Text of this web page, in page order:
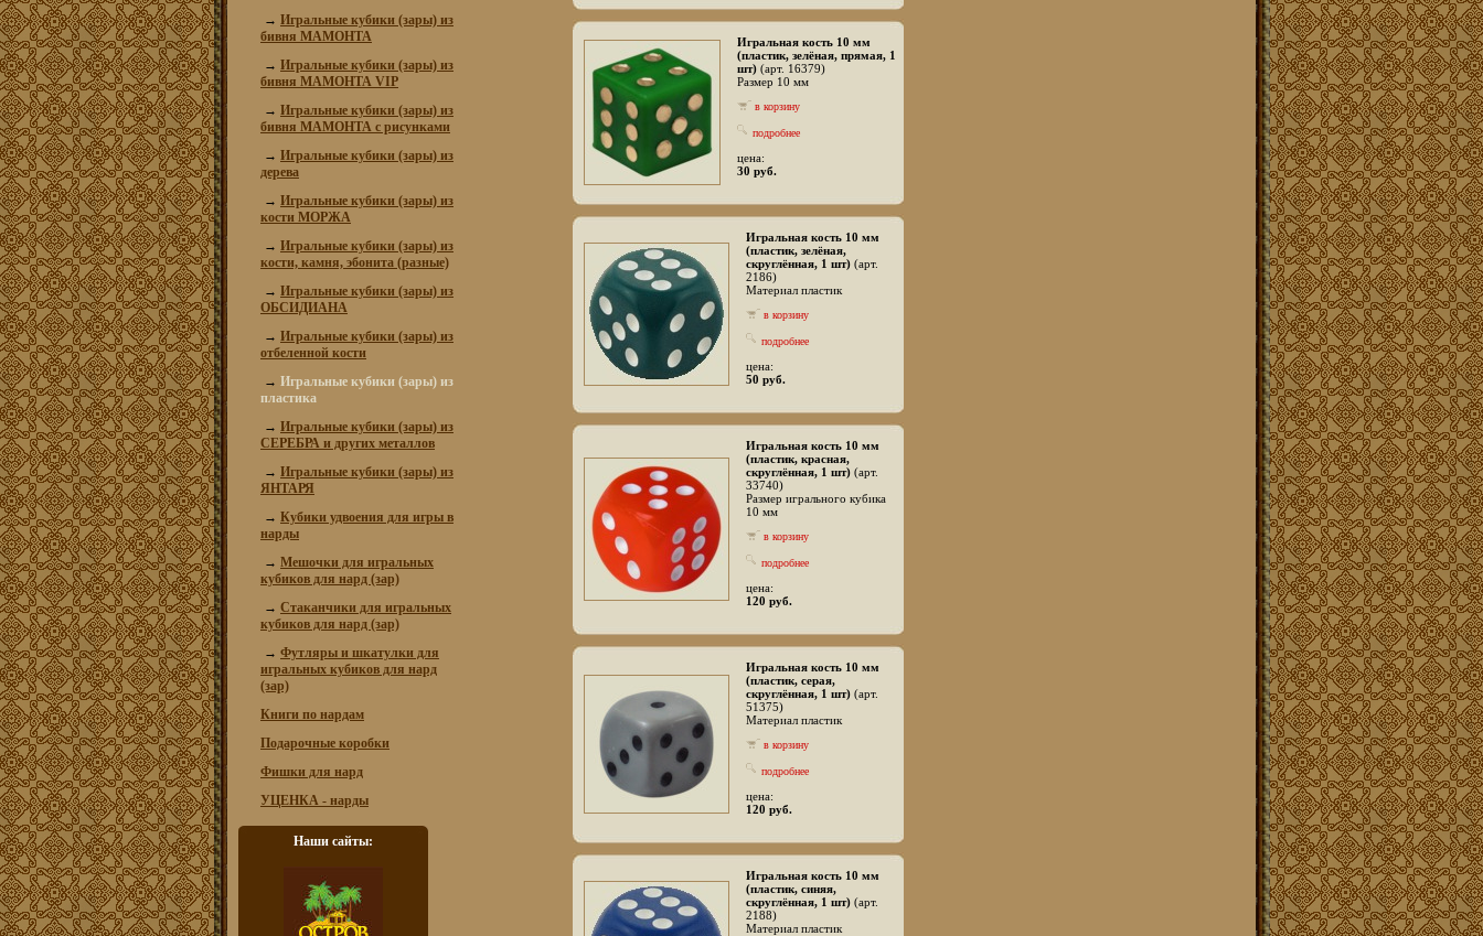
→ Игральные кубики (зары) из
бивня МАМОНТА
→ Игральные кубики (зары) из
бивня МАМОНТА VIP
→ Игральные кубики (зары) из
бивня МАМОНТА с рисунками
→ Игральные кубики (зары) из
дерева
→ Игральные кубики (зары) из
кости МОРЖА
→ Игральные кубики (зары) из
кости, камня, эбонита (разные)
→ Игральные кубики (зары) из
ОБСИДИАНА
→ Игральные кубики (зары) из
отбеленной кости
→ Игральные кубики (зары) из
пластика
→ Игральные кубики (зары) из
СЕРЕБРА и других металлов
→ Игральные кубики (зары) из
ЯНТАРЯ
→ Кубики удвоения для игры в
нарды
→ Мешочки для игральных
кубиков для нард (зар)
→ Стаканчики для игральных
кубиков для нард (зар)
→ Футляры и шкатулки для
игральных кубиков для нард
(зар)
Книги по нардам
Подарочные коробки
Фишки для нард
УЦЕНКА - нарды
Наши сайты:
Игральная кость 10 мм
(пластик, зелёная, прямая, 1
шт) (арт. 16379)
Размер 10 мм
в корзину
подробнее
цена:
30 руб.
Игральная кость 10 мм
(пластик, зелёная,
скруглённая, 1 шт) (арт.
2186)
Материал пластик
в корзину
подробнее
цена:
50 руб.
Игральная кость 10 мм
(пластик, красная,
скруглённая, 1 шт) (арт.
33740)
Размер игрального кубика
10 мм
в корзину
подробнее
цена:
120 руб.
Игральная кость 10 мм
(пластик, серая,
скруглённая, 1 шт) (арт.
51375)
Материал пластик
в корзину
подробнее
цена:
120 руб.
Игральная кость 10 мм
(пластик, синяя,
скруглённая, 1 шт) (арт.
2188)
Материал пластик